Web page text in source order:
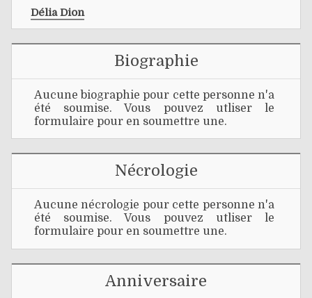
Délia Dion
Biographie
Aucune biographie pour cette personne n'a
été soumise. Vous pouvez utliser le
formulaire pour en soumettre une.
Nécrologie
Aucune nécrologie pour cette personne n'a
été soumise. Vous pouvez utliser le
formulaire pour en soumettre une.
Anniversaire